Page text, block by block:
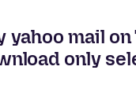
yahoo mail
only